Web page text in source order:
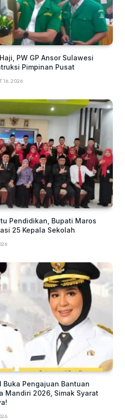
PW GP Ansor Sulawesi
Pimpinan Pusat
16, 2026
Pendidikan, Bupati Maros
25 Kepala Sekolah
Buka Pengajuan Bantuan
Mandiri 2026, Simak Syarat